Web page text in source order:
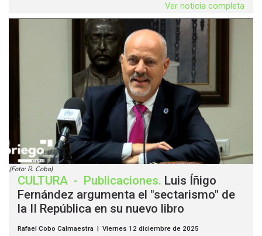
Ver noticia completa
(Foto: R. Cobo)
CULTURA - Publicaciones. Luis Íñigo
Fernández argumenta el "sectarismo" de
la II República en su nuevo libro
Rafael Cobo Calmaestra | Viernes 12 diciembre de 2025